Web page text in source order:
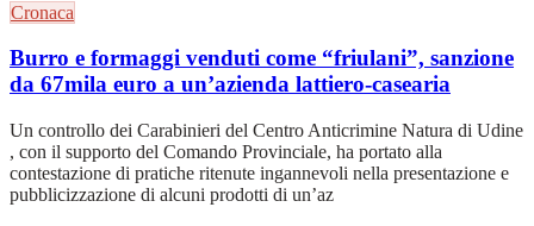
Cronaca
Burro e formaggi venduti come “friulani”, sanzione
da 67mila euro a un’azienda lattiero-casearia
Un controllo dei Carabinieri del Centro Anticrimine Natura di Udine
, con il supporto del Comando Provinciale, ha portato alla
contestazione di pratiche ritenute ingannevoli nella presentazione e
pubblicizzazione di alcuni prodotti di un’az